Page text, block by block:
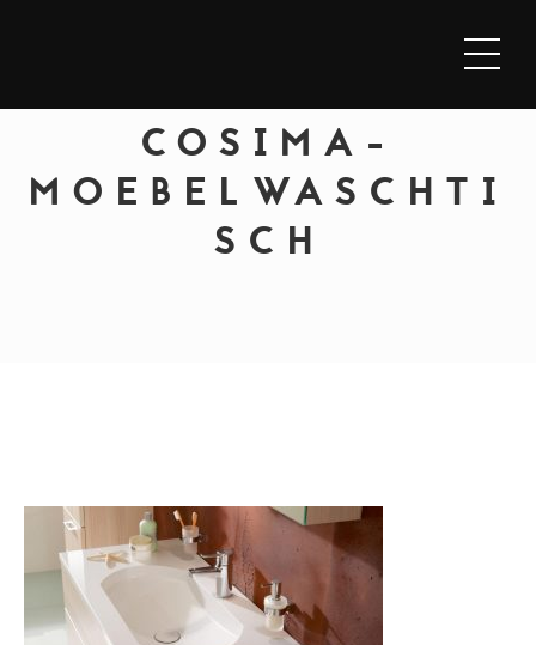
COSIMA-
MOEBELWASCHTI
SCH